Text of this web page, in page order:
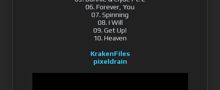
06. Forever, You
07. Spinning
08. I Will
09. Get Up!
10. Heaven
KrakenFiles
pixeldrain